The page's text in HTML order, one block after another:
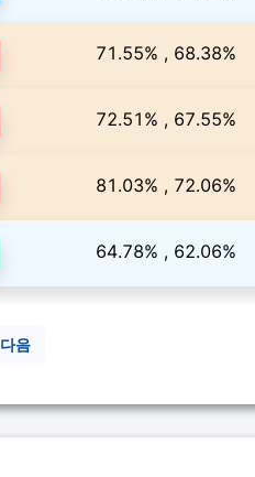
71.55% , 68.38%
72.51% , 67.55%
81.03% , 72.06%
64.78% , 62.06%
다음